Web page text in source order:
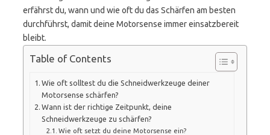
erfährst du, wann und wie oft du das Schärfen am besten
durchführst, damit deine Motorsense immer einsatzbereit
bleibt.
Table of Contents
Wie oft solltest du die Schneidwerkzeuge deiner
Motorsense schärfen?
Wann ist der richtige Zeitpunkt, deine
Schneidwerkzeuge zu schärfen?
Wie oft setzt du deine Motorsense ein?